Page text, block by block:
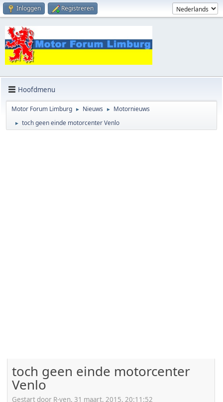
Inloggen Registreren
Hoofdmenu
Motor Forum Limburg ► Nieuws ► Motornieuws
► toch geen einde motorcenter Venlo
toch geen einde motorcenter
Venlo
Gestart door R-yen, 31 maart, 2015, 20:11:52